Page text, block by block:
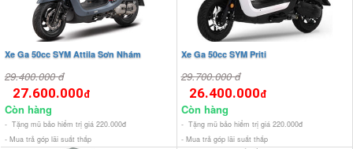
Xe Ga 50cc SYM Attila Sơn Nhám
29.400.000 đ
27.600.000đ
Còn hàng
- Tặng mũ bảo hiểm trị giá 220.000đ
- Mua trả góp lãi suất thấp
Xe Ga 50cc SYM Priti
29.700.000 đ
26.400.000đ
Còn hàng
- Tặng mũ bảo hiểm trị giá 220.000đ
- Mua trả góp lãi suất thấp